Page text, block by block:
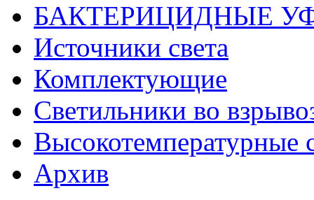
БАКТЕРИЦИДНЫЕ
Источники света
Комплектующие
Светильники во
Высокотемпературные
Архив